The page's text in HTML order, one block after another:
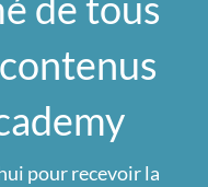
pour recevoir la